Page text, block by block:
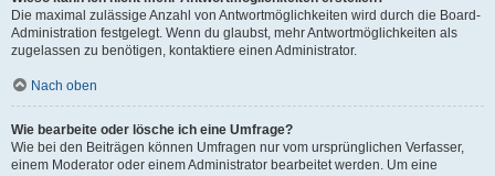
Die maximal zulässige Anzahl von Antwortmöglichkeiten wird durch die Board-
Administration festgelegt. Wenn du glaubst, mehr Antwortmöglichkeiten als
zugelassen zu benötigen, kontaktiere einen Administrator.
Nach oben
Wie bearbeite oder lösche ich eine Umfrage?
Wie bei den Beiträgen können Umfragen nur vom ursprünglichen Verfasser,
einem Moderator oder einem Administrator bearbeitet werden. Um eine